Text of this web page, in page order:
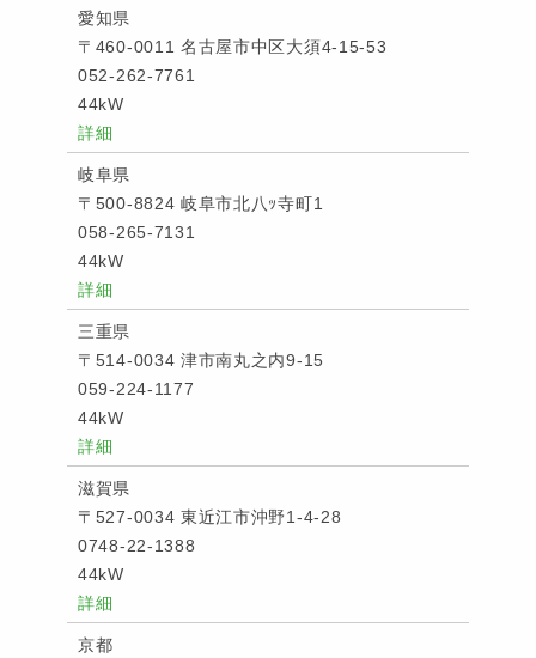
愛知県
〒460-0011 名古屋市中区大須4-15-53
052-262-7761
44kW
詳細
岐阜県
〒500-8824 岐阜市北八ｯ寺町1
058-265-7131
44kW
詳細
三重県
〒514-0034 津市南丸之内9-15
059-224-1177
44kW
詳細
滋賀県
〒527-0034 東近江市沖野1-4-28
0748-22-1388
44kW
詳細
京都